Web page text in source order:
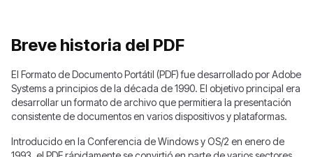
Breve historia del PDF
El Formato de Documento Portátil (PDF) fue desarrollado por Adobe
Systems a principios de la década de 1990. El objetivo principal era
desarrollar un formato de archivo que permitiera la presentación
consistente de documentos en varios dispositivos y plataformas.
Introducido en la Conferencia de Windows y OS/2 en enero de